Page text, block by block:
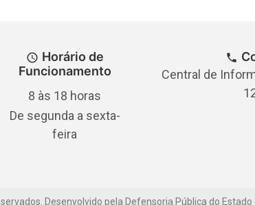
Horário de
Funcionamento
8 às 18 horas
De segunda a sexta-
feira
Central de
Desenvolvido pela Defensoria Pública do Estado